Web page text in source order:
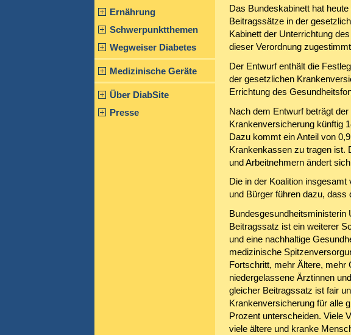
Ernährung
Schwerpunktthemen
Wegweiser Diabetes
Medizinische Geräte
Über DiabSite
Presse
Das Bundeskabinett hat
Beitragssätze in der
Kabinett der Unterrichtung
dieser Verordnung
Der Entwurf enthält die
der gesetzlichen
Errichtung des
Nach dem Entwurf beträgt
Krankenversicherung künftig
Dazu kommt ein Anteil von
Krankenkassen zu tragen ist.
und Arbeitnehmern ändert
Die in der Koalition
und Bürger führen dazu, dass
Bundesgesundheitsministerin
Beitragssatz ist ein weiterer
und eine nachhaltige
medizinische
Fortschritt, mehr Ältere, mehr
niedergelassene Ärztinnen
gleicher Beitragssatz ist fair
Krankenversicherung für alle
Prozent unterscheiden. Viele
viele ältere und kranke